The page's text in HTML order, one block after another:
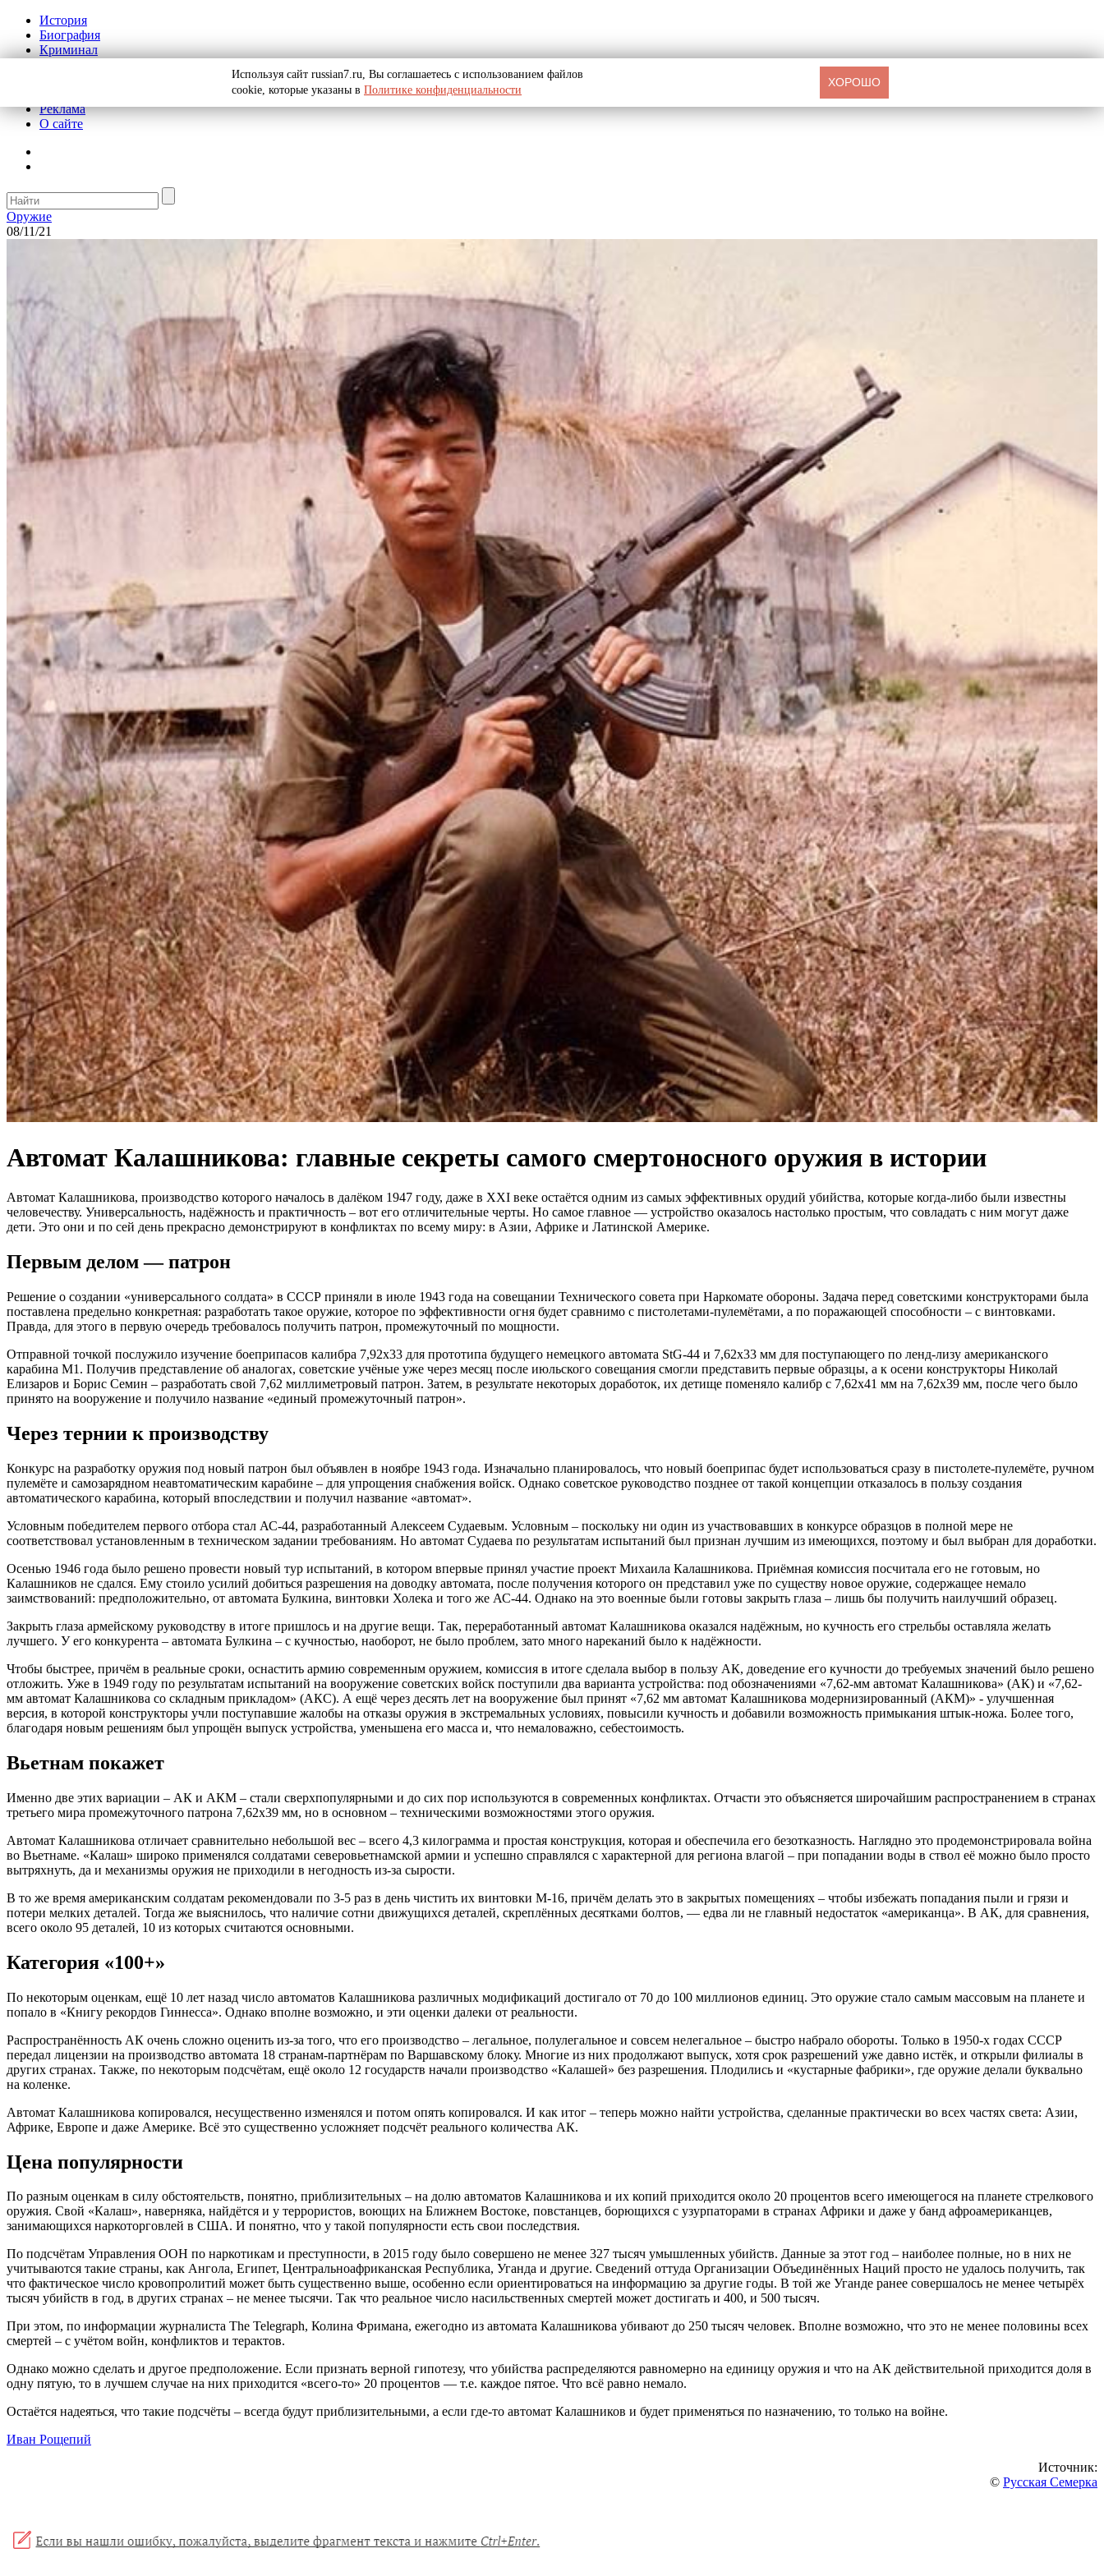
История
Биография
Криминал
Реклама
О сайте
Оружие
08/11/21
Автомат Калашникова: главные секреты самого смертоносного оружия в истории
Автомат Калашникова, производство которого началось в далёком 1947 году, даже в XXI веке остаётся одним из самых эффективных орудий убийства, которые когда-либо были известны
человечеству. Универсальность, надёжность и практичность – вот его отличительные черты. Но самое главное — устройство оказалось настолько простым, что совладать с ним могут даже
дети. Это они и по сей день прекрасно демонстрируют в конфликтах по всему миру: в Азии, Африке и Латинской Америке.
Первым делом — патрон
Решение о создании «универсального солдата» в СССР приняли в июле 1943 года на совещании Технического совета при Наркомате обороны. Задача перед советскими конструкторами была
поставлена предельно конкретная: разработать такое оружие, которое по эффективности огня будет сравнимо с пистолетами-пулемётами, а по поражающей способности – с винтовками.
Правда, для этого в первую очередь требовалось получить патрон, промежуточный по мощности.
Отправной точкой послужило изучение боеприпасов калибра 7,92х33 для прототипа будущего немецкого автомата StG-44 и 7,62х33 мм для поступающего по ленд-лизу американского
карабина M1. Получив представление об аналогах, советские учёные уже через месяц после июльского совещания смогли представить первые образцы, а к осени конструкторы Николай
Елизаров и Борис Семин – разработать свой 7,62 миллиметровый патрон. Затем, в результате некоторых доработок, их детище поменяло калибр с 7,62х41 мм на 7,62х39 мм, после чего было
принято на вооружение и получило название «единый промежуточный патрон».
Через тернии к производству
Конкурс на разработку оружия под новый патрон был объявлен в ноябре 1943 года. Изначально планировалось, что новый боеприпас будет использоваться сразу в пистолете-пулемёте, ручном
пулемёте и самозарядном неавтоматическим карабине – для упрощения снабжения войск. Однако советское руководство позднее от такой концепции отказалось в пользу создания
автоматического карабина, который впоследствии и получил название «автомат».
Условным победителем первого отбора стал АС-44, разработанный Алексеем Судаевым. Условным – поскольку ни один из участвовавших в конкурсе образцов в полной мере не
соответствовал установленным в техническом задании требованиям. Но автомат Судаева по результатам испытаний был признан лучшим из имеющихся, поэтому и был выбран для доработки.
Осенью 1946 года было решено провести новый тур испытаний, в котором впервые принял участие проект Михаила Калашникова. Приёмная комиссия посчитала его не готовым, но
Калашников не сдался. Ему стоило усилий добиться разрешения на доводку автомата, после получения которого он представил уже по существу новое оружие, содержащее немало
заимствований: предположительно, от автомата Булкина, винтовки Холека и того же АС-44. Однако на это военные были готовы закрыть глаза – лишь бы получить наилучший образец.
Закрыть глаза армейскому руководству в итоге пришлось и на другие вещи. Так, переработанный автомат Калашникова оказался надёжным, но кучность его стрельбы оставляла желать
лучшего. У его конкурента – автомата Булкина – с кучностью, наоборот, не было проблем, зато много нареканий было к надёжности.
Чтобы быстрее, причём в реальные сроки, оснастить армию современным оружием, комиссия в итоге сделала выбор в пользу АК, доведение его кучности до требуемых значений было решено
отложить. Уже в 1949 году по результатам испытаний на вооружение советских войск поступили два варианта устройства: под обозначениями «7,62-мм автомат Калашникова» (АК) и «7,62-
мм автомат Калашникова со складным прикладом» (АКС). А ещё через десять лет на вооружение был принят «7,62 мм автомат Калашникова модернизированный (АКМ)» - улучшенная
версия, в которой конструкторы учли поступавшие жалобы на отказы оружия в экстремальных условиях, повысили кучность и добавили возможность примыкания штык-ножа. Более того,
благодаря новым решениям был упрощён выпуск устройства, уменьшена его масса и, что немаловажно, себестоимость.
Вьетнам покажет
Именно две этих вариации – АК и АКМ – стали сверхпопулярными и до сих пор используются в современных конфликтах. Отчасти это объясняется широчайшим распространением в странах
третьего мира промежуточного патрона 7,62х39 мм, но в основном – техническими возможностями этого оружия.
Автомат Калашникова отличает сравнительно небольшой вес – всего 4,3 килограмма и простая конструкция, которая и обеспечила его безотказность. Наглядно это продемонстрировала война
во Вьетнаме. «Калаш» широко применялся солдатами северовьетнамской армии и успешно справлялся с характерной для региона влагой – при попадании воды в ствол её можно было просто
вытряхнуть, да и механизмы оружия не приходили в негодность из-за сырости.
В то же время американским солдатам рекомендовали по 3-5 раз в день чистить их винтовки M-16, причём делать это в закрытых помещениях – чтобы избежать попадания пыли и грязи и
потери мелких деталей. Тогда же выяснилось, что наличие сотни движущихся деталей, скреплённых десятками болтов, — едва ли не главный недостаток «американца». В АК, для сравнения,
всего около 95 деталей, 10 из которых считаются основными.
Категория «100+»
По некоторым оценкам, ещё 10 лет назад число автоматов Калашникова различных модификаций достигало от 70 до 100 миллионов единиц. Это оружие стало самым массовым на планете и
попало в «Книгу рекордов Гиннесса». Однако вполне возможно, и эти оценки далеки от реальности.
Распространённость АК очень сложно оценить из-за того, что его производство – легальное, полулегальное и совсем нелегальное – быстро набрало обороты. Только в 1950-х годах СССР
передал лицензии на производство автомата 18 странам-партнёрам по Варшавскому блоку. Многие из них продолжают выпуск, хотя срок разрешений уже давно истёк, и открыли филиалы в
других странах. Также, по некоторым подсчётам, ещё около 12 государств начали производство «Калашей» без разрешения. Плодились и «кустарные фабрики», где оружие делали буквально
на коленке.
Автомат Калашникова копировался, несущественно изменялся и потом опять копировался. И как итог – теперь можно найти устройства, сделанные практически во всех частях света: Азии,
Африке, Европе и даже Америке. Всё это существенно усложняет подсчёт реального количества АК.
Цена популярности
По разным оценкам в силу обстоятельств, понятно, приблизительных – на долю автоматов Калашникова и их копий приходится около 20 процентов всего имеющегося на планете стрелкового
оружия. Свой «Калаш», наверняка, найдётся и у террористов, воющих на Ближнем Востоке, повстанцев, борющихся с узурпаторами в странах Африки и даже у банд афроамериканцев,
занимающихся наркоторговлей в США. И понятно, что у такой популярности есть свои последствия.
По подсчётам Управления ООН по наркотикам и преступности, в 2015 году было совершено не менее 327 тысяч умышленных убийств. Данные за этот год – наиболее полные, но в них не
учитываются такие страны, как Ангола, Египет, Центральноафриканская Республика, Уганда и другие. Сведений оттуда Организации Объединённых Наций просто не удалось получить, так
что фактическое число кровопролитий может быть существенно выше, особенно если ориентироваться на информацию за другие годы. В той же Уганде ранее совершалось не менее четырёх
тысяч убийств в год, в других странах – не менее тысячи. Так что реальное число насильственных смертей может достигать и 400, и 500 тысяч.
При этом, по информации журналиста The Telegraph, Колина Фримана, ежегодно из автомата Калашникова убивают до 250 тысяч человек. Вполне возможно, что это не менее половины всех
смертей – с учётом войн, конфликтов и терактов.
Однако можно сделать и другое предположение. Если признать верной гипотезу, что убийства распределяются равномерно на единицу оружия и что на АК действительной приходится доля в
одну пятую, то в лучшем случае на них приходится «всего-то» 20 процентов — т.е. каждое пятое. Что всё равно немало.
Остаётся надеяться, что такие подсчёты – всегда будут приблизительными, а если где-то автомат Калашников и будет применяться по назначению, то только на войне.
Иван Рощепий
Источник:
© Русская Семерка
Используя сайт russian7.ru, Вы соглашаетесь с использованием файлов
cookie, которые указаны в Политике конфиденциальности
ХОРОШО